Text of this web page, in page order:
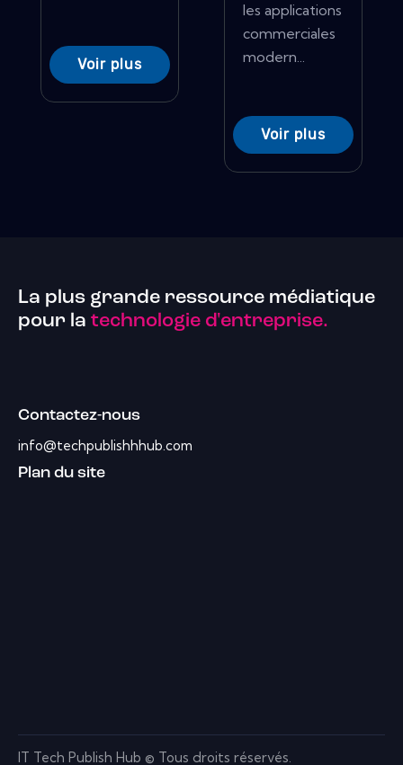
Voir plus
les applications
commerciales
modern...
Voir plus
La plus grande ressource médiatique
pour la technologie d'entreprise.
Contactez-nous
info@techpublishhhub.com
Plan du site
IT Tech Publish Hub © Tous droits réservés.